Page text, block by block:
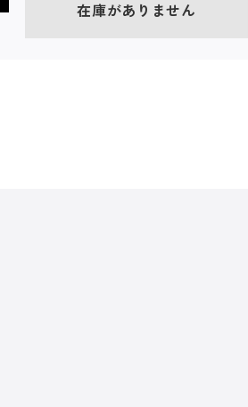
在庫がありません